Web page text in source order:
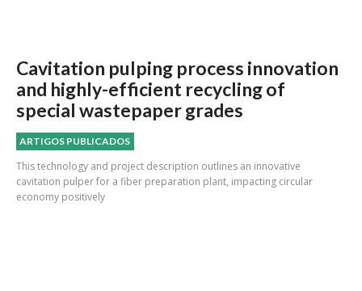
Cavitation pulping process innovation
and highly-efficient recycling of
special wastepaper grades
ARTIGOS PUBLICADOS
This technology and project description outlines an innovative
cavitation pulper for a fiber preparation plant, impacting circular
economy positively